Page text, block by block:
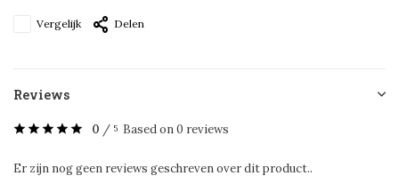
Vergelijk Delen
Reviews
0 / 5 Based on 0 reviews
Er zijn nog geen reviews geschreven over dit product..